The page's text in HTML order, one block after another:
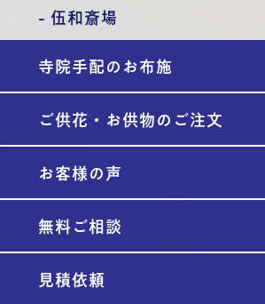
- 伍和斎場
寺院手配のお布施
ご供花・お供物のご注文
お客様の声
無料ご相談
見積依頼